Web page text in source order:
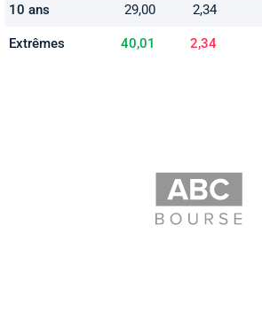
10 ans 29,00 2,34
Extrêmes 40,01 2,34